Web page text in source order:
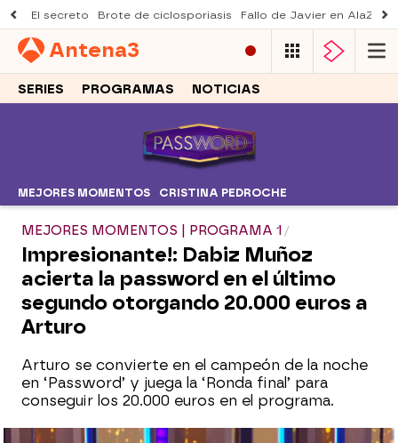
El secreto Brote de ciclosporiasis Fallo de Javier en AlaZ
Antena3
SERIES PROGRAMAS NOTICIAS
MEJORES MOMENTOS CRISTINA PEDROCHE
MEJORES MOMENTOS | PROGRAMA 1
Impresionante!: Dabiz Muñoz
acierta la password en el último
segundo otorgando 20.000 euros a
Arturo
Arturo se convierte en el campeón de la noche
en ‘Password’ y juega la ‘Ronda final’ para
conseguir los 20.000 euros en el programa.